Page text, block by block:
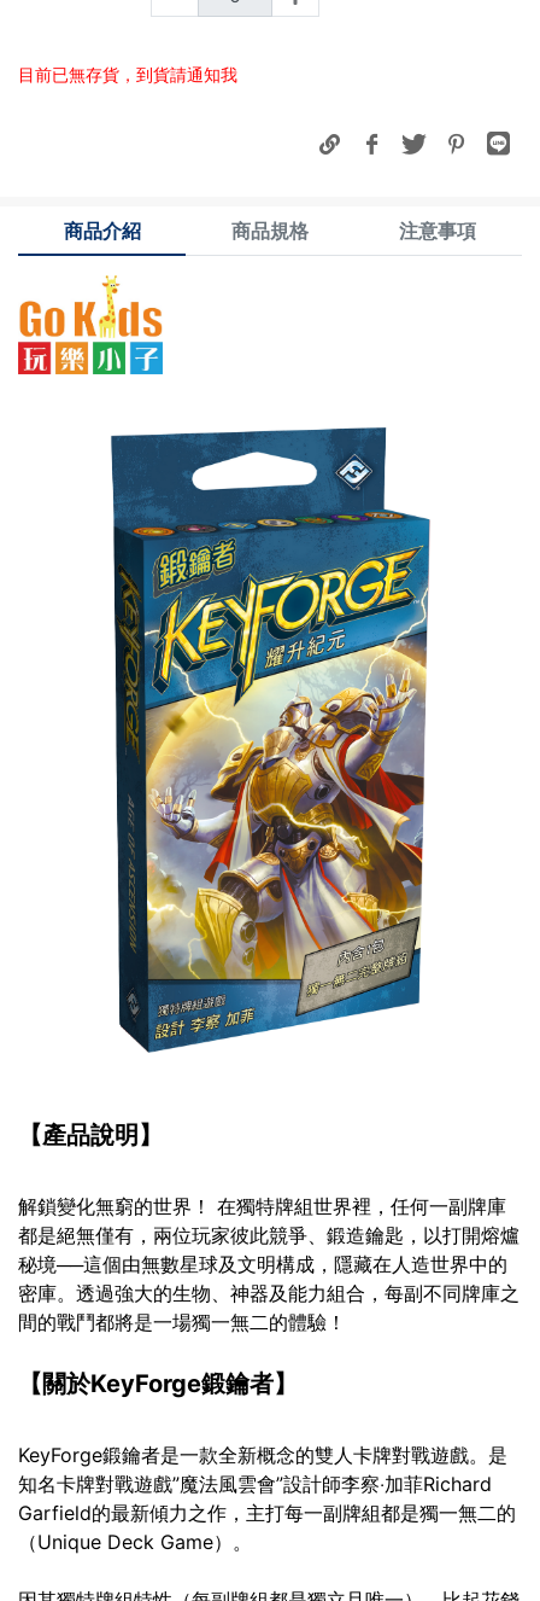
目前已無存貨，到貨請通知我
商品介紹 商品規格 注意事項
【產品說明】
解鎖變化無窮的世界！ 在獨特牌組世界裡，任何一副牌庫
都是絕無僅有，兩位玩家彼此競爭、鍛造鑰匙，以打開熔爐
秘境──這個由無數星球及文明構成，隱藏在人造世界中的
密庫。透過強大的生物、神器及能力組合，每副不同牌庫之
間的戰鬥都將是一場獨一無二的體驗！
【關於KeyForge鍛鑰者】
KeyForge鍛鑰者是一款全新概念的雙人卡牌對戰遊戲。是
知名卡牌對戰遊戲”魔法風雲會”設計師李察‧加菲Richard
Garfield的最新傾力之作，主打每一副牌組都是獨一無二的
（Unique Deck Game）。